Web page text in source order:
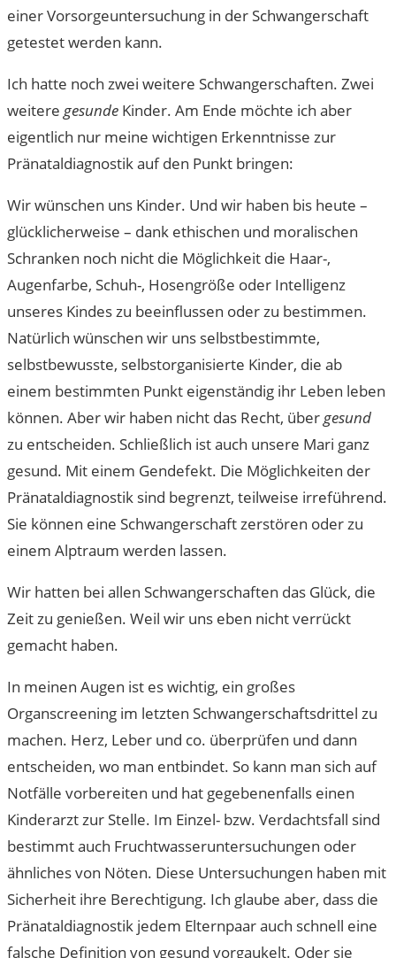
einer Vorsorgeuntersuchung in der Schwangerschaft
getestet werden kann.
Ich hatte noch zwei weitere Schwangerschaften. Zwei
weitere gesunde Kinder. Am Ende möchte ich aber
eigentlich nur meine wichtigen Erkenntnisse zur
Pränataldiagnostik auf den Punkt bringen:
Wir wünschen uns Kinder. Und wir haben bis heute –
glücklicherweise – dank ethischen und moralischen
Schranken noch nicht die Möglichkeit die Haar-,
Augenfarbe, Schuh-, Hosengröße oder Intelligenz
unseres Kindes zu beeinflussen oder zu bestimmen.
Natürlich wünschen wir uns selbstbestimmte,
selbstbewusste, selbstorganisierte Kinder, die ab
einem bestimmten Punkt eigenständig ihr Leben leben
können. Aber wir haben nicht das Recht, übergesund
zu entscheiden. Schließlich ist auch unsere Mari ganz
gesund. Mit einem Gendefekt. Die Möglichkeiten der
Pränataldiagnostik sind begrenzt, teilweise irreführend.
Sie können eine Schwangerschaft zerstören oder zu
einem Alptraum werden lassen.
Wir hatten bei allen Schwangerschaften das Glück, die
Zeit zu genießen. Weil wir uns eben nicht verrückt
gemacht haben.
In meinen Augen ist es wichtig, ein großes
Organscreening im letzten Schwangerschaftsdrittel zu
machen. Herz, Leber und co. überprüfen und dann
entscheiden, wo man entbindet. So kann man sich auf
Notfälle vorbereiten und hat gegebenenfalls einen
Kinderarzt zur Stelle. Im Einzel- bzw. Verdachtsfall sind
bestimmt auch Fruchtwasseruntersuchungen oder
ähnliches von Nöten. Diese Untersuchungen haben mit
Sicherheit ihre Berechtigung. Ich glaube aber, dass die
Pränataldiagnostik jedem Elternpaar auch schnell eine
falsche Definition von gesund vorgaukelt. Oder sie